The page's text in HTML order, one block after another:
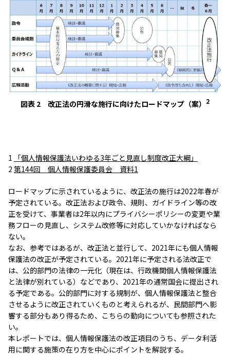
図表 2 改正法の円滑な施行に向けたロードマップ（案） 2
1
「個人情報保護法いわゆる3年ごと見直し制度改正大綱」
2 第144回 個人情報保護委員会 資料1
ロードマップに示されているように、改正法の施行は2022年春が
予定されている。改正法および政令、規則、ガイドライン等の改
正を受けて、事業者は2年以内にプライバシーポリシーの変更や業
務フローの見直し、システム改修等に対応していかなければなら
ない。
なお、参考ではあるが、改正法と並行して、2021年にも個人情報
保護法の改正が予定されている。2021年に予定される法改正で
は、公的部門の法律の一元化（現在は、行政機関個人情報保護法
と法律が別れている）などであり、2021年の通常国会に提出され
る予定である。公的部門に対する規制が、個人情報保護法と整合
させるように改正されていくものと考えられるが、民間部門へ影
響する部分もあり得るため、こちらの動向についても参照された
い。
本レポートでは、個人情報保護法の改正項目のうち、データ利活
用に関する施策の在り方を中心にポイントを解説する。